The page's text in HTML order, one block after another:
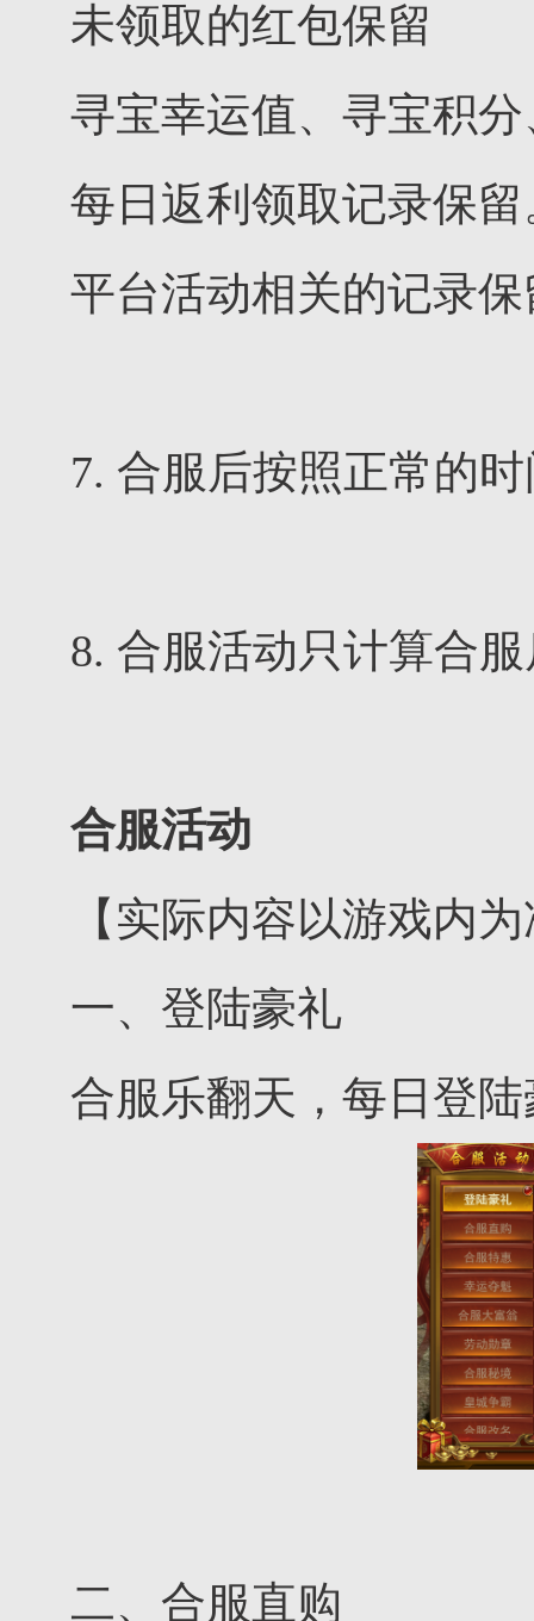
未领取的红包保留
寻宝幸运值、寻宝积
每日返利领取记录保留
平台活动相关的记录
7. 合服后按照正常的
8. 合服活动只计算合
合服活动
【实际内容以游戏内
一、登陆豪礼
合服乐翻天，每日登
二、合服直购